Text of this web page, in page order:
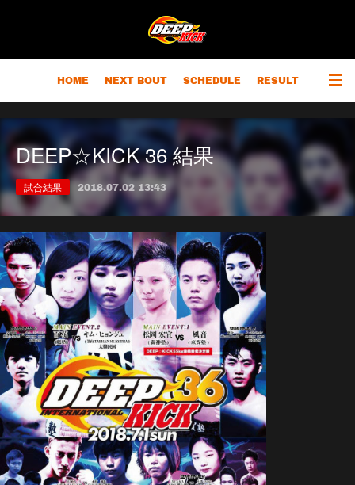
HOME NEXT BOUT SCHEDULE RESULT
RANKING CHAMPIONS OUTLINE
DEEP☆KICK 36 結果
試合結果 2018.07.02 13:43